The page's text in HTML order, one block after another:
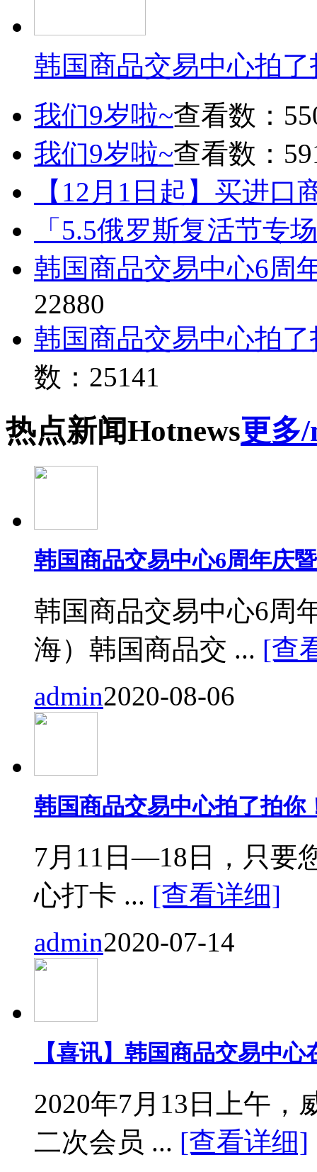
韩国商品交易中心拍
我们9岁啦~查看数：
我们9岁啦~查看数：
【12月1日起】买进口
「5.5俄罗斯复活节专
韩国商品交易中心6周
22880
韩国商品交易中心拍
数：25141
热点新闻Hotnews更多
韩国商品交易中心6周年庆
韩国商品交易中心6周
海）韩国商品交 ... [查
admin2020-08-06
韩国商品交易中心拍了拍你
7月11日—18日，只要
心打卡 ... [查看详细]
admin2020-07-14
【喜讯】韩国商品交易中
2020年7月13日上午，
二次会员 ... [查看详细]